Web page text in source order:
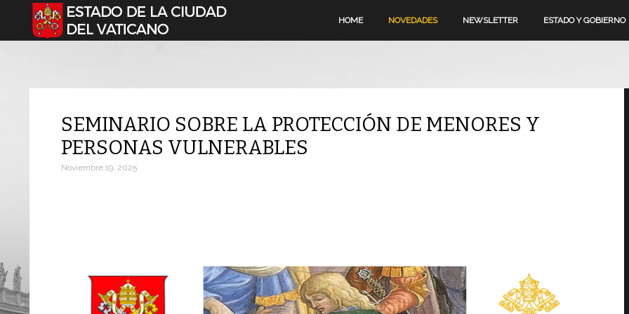
Seleccione su idioma HOME NOVEDADES NEWSLETTER ESTADO Y GOBIERNO
SEMINARIO SOBRE LA PROTECCIÓN DE MENORES Y
PERSONAS VULNERABLES
Noviembre 19, 2025